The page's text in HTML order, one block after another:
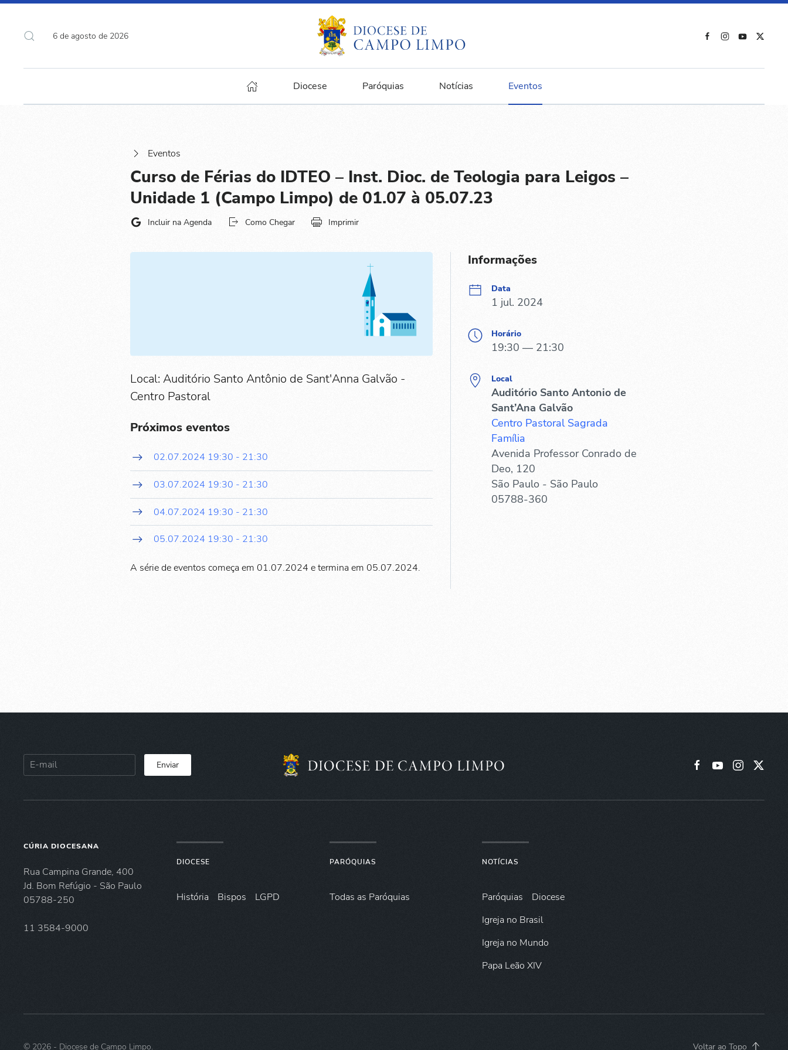
6 de agosto de 2026
Diocese Paróquias Notícias Eventos
Eventos
Curso de Férias do IDTEO – Inst. Dioc. de Teologia para Leigos –
Unidade 1 (Campo Limpo) de 01.07 à 05.07.23
Incluir na Agenda Como Chegar Imprimir
Local: Auditório Santo Antônio de Sant'Anna Galvão -
Centro Pastoral
Próximos eventos
02.07.2024 19:30 - 21:30
03.07.2024 19:30 - 21:30
04.07.2024 19:30 - 21:30
05.07.2024 19:30 - 21:30
A série de eventos começa em 01.07.2024 e termina em 05.07.2024.
Informações
Data
1 jul. 2024
Horário
19:30 — 21:30
Local
Auditório Santo Antonio de
Sant’Ana Galvão
Centro Pastoral Sagrada
Família
Avenida Professor Conrado de
Deo, 120
São Paulo - São Paulo
05788-360
Enviar
CÚRIA DIOCESANA
Rua Campina Grande, 400
Jd. Bom Refúgio - São Paulo
05788-250
11 3584-9000
DIOCESE
História Bispos LGPD
PARÓQUIAS
Todas as Paróquias
NOTÍCIAS
Paróquias
Diocese
Igreja no Brasil
Igreja no Mundo
Papa Leão XIV
© 2026 - Diocese de Campo Limpo. Voltar ao Topo